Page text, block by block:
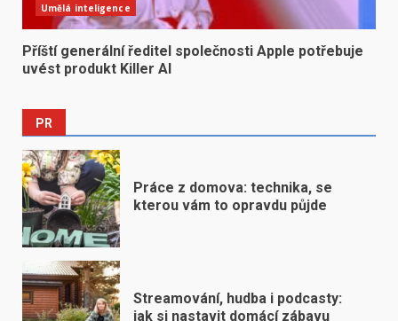
Umělá inteligence
Příští generální ředitel společnosti Apple potřebuje
uvést produkt Killer AI
PR
Práce z domova: technika, se
kterou vám to opravdu půjde
Streamování, hudba i podcasty:
jak si nastavit domácí zábavu